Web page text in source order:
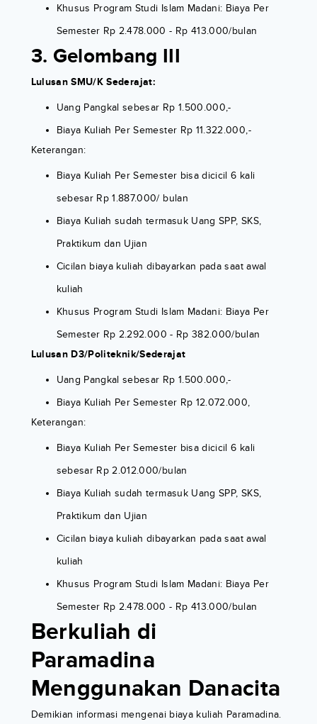
Khusus Program Studi Islam Madani: Biaya Per
Semester Rp 2.478.000 - Rp 413.000/bulan
3. Gelombang III
Lulusan SMU/K Sederajat:
Uang Pangkal sebesar Rp 1.500.000,-
Biaya Kuliah Per Semester Rp 11.322.000,-
Keterangan:
Biaya Kuliah Per Semester bisa dicicil 6 kali
sebesar Rp 1.887.000/ bulan
Biaya Kuliah sudah termasuk Uang SPP, SKS,
Praktikum dan Ujian
Cicilan biaya kuliah dibayarkan pada saat awal
kuliah
Khusus Program Studi Islam Madani: Biaya Per
Semester Rp 2.292.000 - Rp 382.000/bulan
Lulusan D3/Politeknik/Sederajat
Uang Pangkal sebesar Rp 1.500.000,-
Biaya Kuliah Per Semester Rp 12.072.000,
Keterangan:
Biaya Kuliah Per Semester bisa dicicil 6 kali
sebesar Rp 2.012.000/bulan
Biaya Kuliah sudah termasuk Uang SPP, SKS,
Praktikum dan Ujian
Cicilan biaya kuliah dibayarkan pada saat awal
kuliah
Khusus Program Studi Islam Madani: Biaya Per
Semester Rp 2.478.000 - Rp 413.000/bulan
Berkuliah di
Paramadina
Menggunakan Danacita
Demikian informasi mengenai biaya kuliah Paramadina.